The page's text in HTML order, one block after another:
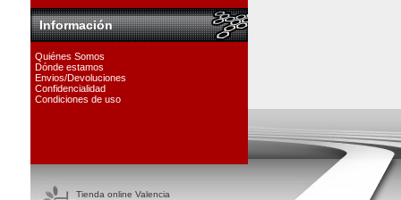
Información
Quiénes Somos
Dónde estamos
Envios/Devoluciones
Confidencialidad
Condiciones de uso
Tienda online Valencia